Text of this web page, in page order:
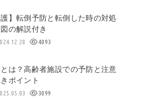
護】転倒予防と転倒した時の対処
の解説付き
4093
は？高齢者施設での予防と注意
ポイント
3099